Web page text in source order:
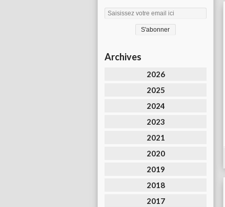
Archives
2026
2025
2024
2023
2021
2020
2019
2018
2017